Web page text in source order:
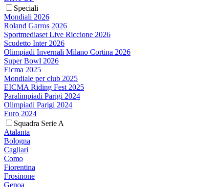
Speciali
Mondiali 2026
Roland Garros 2026
Sportmediaset Live Riccione 2026
Scudetto Inter 2026
Olimpiadi Invernali Milano Cortina 2026
Super Bowl 2026
Eicma 2025
Mondiale per club 2025
EICMA Riding Fest 2025
Paralimpiadi Parigi 2024
Olimpiadi Parigi 2024
Euro 2024
Squadra Serie A
Atalanta
Bologna
Cagliari
Como
Fiorentina
Frosinone
Genoa